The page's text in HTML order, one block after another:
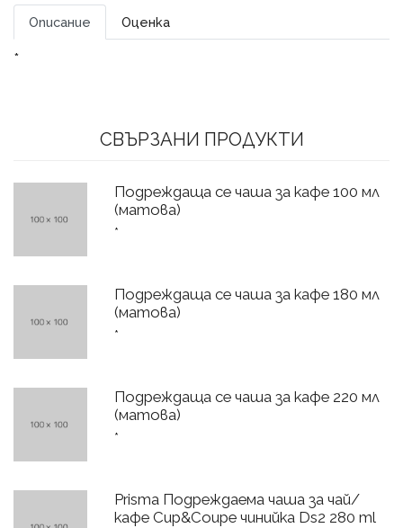
Описание Оценка
*
СВЪРЗАНИ ПРОДУКТИ
Подреждаща се чаша за кафе 100 мл
(матова)
*
Подреждаща се чаша за кафе 180 мл
(матова)
*
Подреждаща се чаша за кафе 220 мл
(матова)
*
Prisma Подреждаема чаша за чай/
кафе Cup&Coupe чинийка Ds2 280 ml